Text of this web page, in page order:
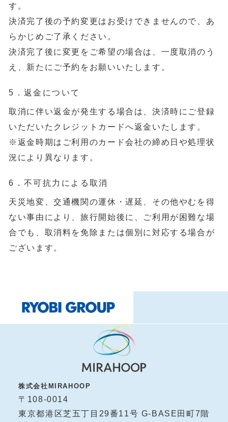
す。
決済完了後の予約変更はお受けできませんので、あ
らかじめご了承ください。
決済完了後に変更をご希望の場合は、一度取消のう
え、新たにご予約をお願いいたします。
5．返金について
取消に伴い返金が発生する場合は、決済時にご登録
いただいたクレジットカードへ返金いたします。
※返金時期はご利用のカード会社の締め日や処理状
況により異なります。
6．不可抗力による取消
天災地変、交通機関の運休・遅延、その他やむを得
ない事由により、旅行開始後に、ご利用が困難な場
合でも、取消料を免除または個別に対応する場合が
ございます。
株式会社MIRAHOOP
〒108-0014
東京都港区芝五丁目29番11号 G-BASE田町7階